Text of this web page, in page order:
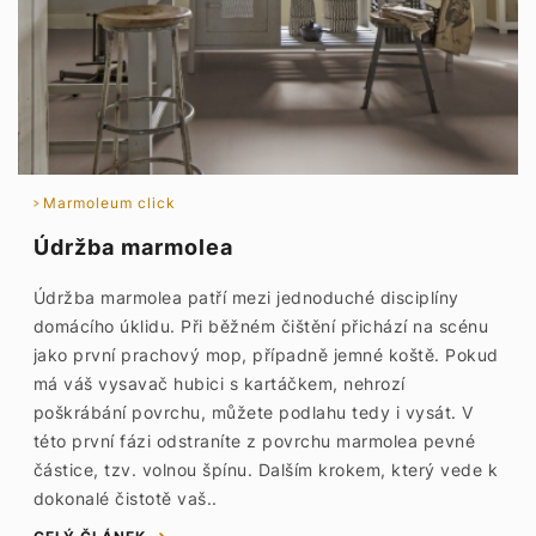
Marmoleum click
Údržba marmolea
Údržba marmolea patří mezi jednoduché disciplíny
domácího úklidu. Při běžném čištění přichází na scénu
jako první prachový mop, případně jemné koště. Pokud
má váš vysavač hubici s kartáčkem, nehrozí
poškrábání povrchu, můžete podlahu tedy i vysát. V
této první fázi odstraníte z povrchu marmolea pevné
částice, tzv. volnou špínu. Dalším krokem, který vede k
dokonalé čistotě vaš..